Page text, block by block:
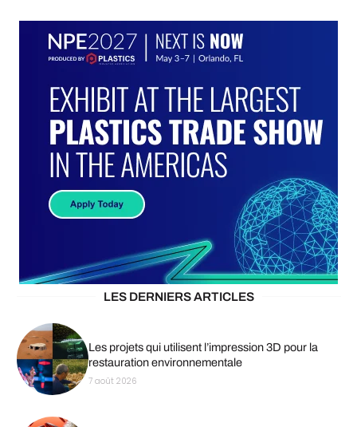
LES DERNIERS ARTICLES
Les projets qui utilisent l’impression 3D pour la
restauration environnementale
7 août 2026